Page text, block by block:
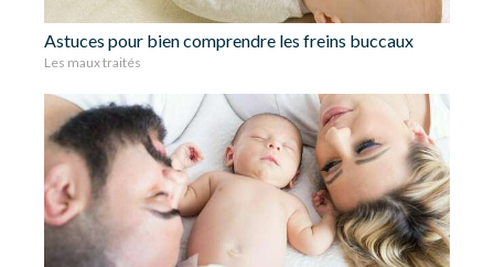
Astuces pour bien comprendre les freins buccaux
Les maux traités